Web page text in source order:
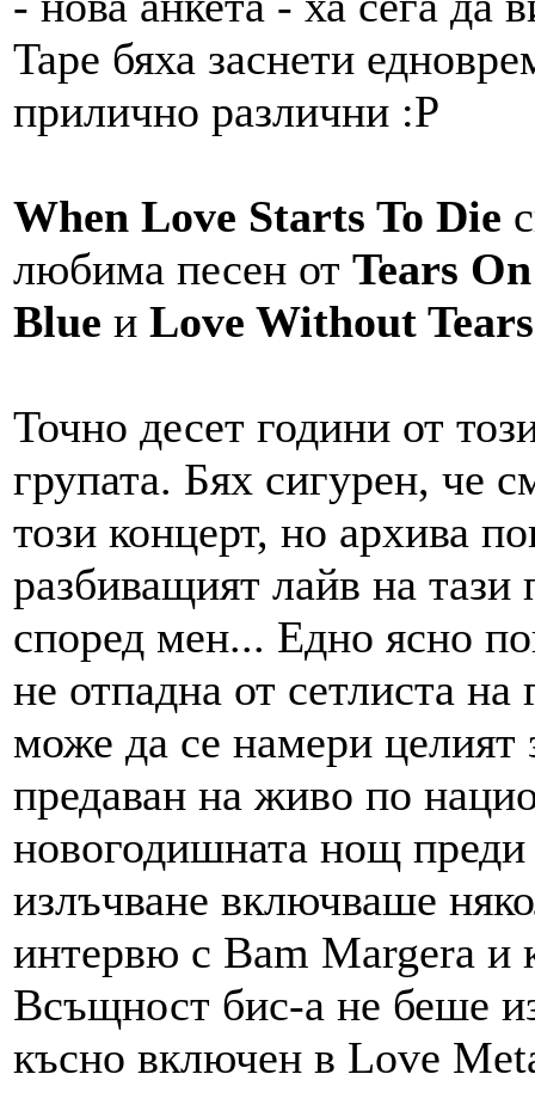
Tape бяха заснети
прилично различни :P
When Love Starts To Die
любима песен от Tears
Blue и Love Without Tears
Точно десет години от
групата. Бях сигурен, че
този концерт, но архива
разбиващият лайв на тази
според мен... Едно ясно
не отпадна от сетлиста
може да се намери целият
предаван на живо по
новогодишната нощ
излъчване включваше
интервю с Bam Margera и
Всъщност бис-а не беше
късно включен в Love